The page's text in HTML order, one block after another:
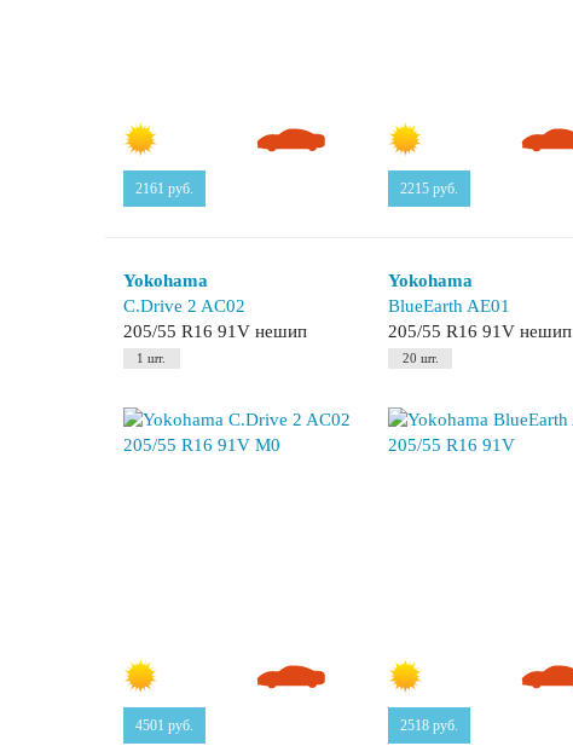
2161 руб. 2215 руб.
Yokohama
C.Drive 2 AC02
205/55 R16 91V нешип
1 шт.
4501 руб.
Yokohama
BlueEarth AE01
205/55 R16 91V нешип
20 шт.
2518 руб.